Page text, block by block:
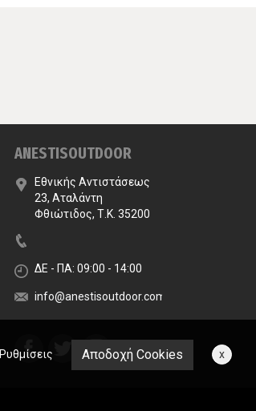
ANESTISOUTDOOR
Εθνικής Αντιστάσεως
23, Αταλάντη
Φθιώτιδος, Τ.Κ. 35200
ΔΕ - ΠΑ: 09:00 - 14:00
info@anestisoutdoor.com
Ρυθμίσεις Αποδοχή Cookies x